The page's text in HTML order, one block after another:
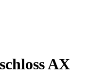
AX